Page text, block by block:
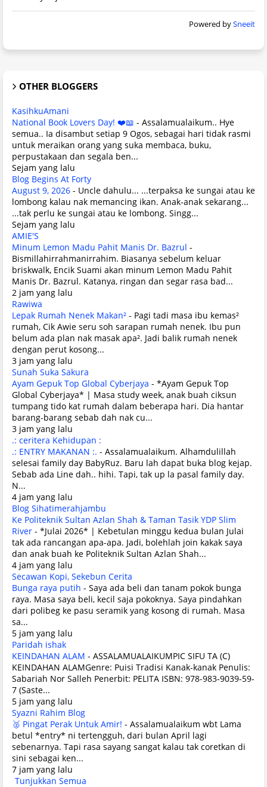
Powered bySneeit
OTHER BLOGGERS
KasihkuAmani
National Book Lovers Day! ❤️📖 - Assalamualaikum.. Hye
semua.. Ia disambut setiap 9 Ogos, sebagai hari tidak rasmi
untuk meraikan orang yang suka membaca, buku,
perpustakaan dan segala ben...
Sejam yang lalu
Blog Begins At Forty
August 9, 2026 - Uncle dahulu... ...terpaksa ke sungai atau ke
lombong kalau nak memancing ikan. Anak-anak sekarang...
...tak perlu ke sungai atau ke lombong. Singg...
Sejam yang lalu
AMIE'S
Minum Lemon Madu Pahit Manis Dr. Bazrul -
Bismillahirrahmanirrahim. Biasanya sebelum keluar
briskwalk, Encik Suami akan minum Lemon Madu Pahit
Manis Dr. Bazrul. Katanya, ringan dan segar rasa bad...
2 jam yang lalu
Rawiwa
Lepak Rumah Nenek Makan² - Pagi tadi masa ibu kemas²
rumah, Cik Awie seru soh sarapan rumah nenek. Ibu pun
belum ada plan nak masak apa². Jadi balik rumah nenek
dengan perut kosong...
3 jam yang lalu
Sunah Suka Sakura
Ayam Gepuk Top Global Cyberjaya - *Ayam Gepuk Top
Global Cyberjaya* | Masa study week, anak buah ciksun
tumpang tido kat rumah dalam beberapa hari. Dia hantar
barang-barang sebab dah nak cu...
3 jam yang lalu
.: ceritera Kehidupan :
.: ENTRY MAKANAN :. - Assalamualaikum. Alhamdulillah
selesai family day BabyRuz. Baru lah dapat buka blog kejap.
Sebab ada Line dah.. hihi. Tapi, tak up la pasal family day.
N...
4 jam yang lalu
Blog Sihatimerahjambu
Ke Politeknik Sultan Azlan Shah & Taman Tasik YDP Slim
River - *Julai 2026* | Kebetulan minggu kedua bulan Julai
tak ada rancangan apa-apa. Jadi, bolehlah join kakak saya
dan anak buah ke Politeknik Sultan Azlan Shah...
4 jam yang lalu
Secawan Kopi, Sekebun Cerita
Bunga raya putih - Saya ada beli dan tanam pokok bunga
raya. Masa saya beli, kecil saja pokoknya. Saya pindahkan
dari polibeg ke pasu seramik yang kosong di rumah. Masa
sa...
5 jam yang lalu
Paridah ishak
KEINDAHAN ALAM - ASSALAMUALAIKUMPIC SIFU TA (C)
KEINDAHAN ALAMGenre: Puisi Tradisi Kanak-kanak Penulis:
Sabariah Nor Salleh Penerbit: PELITA ISBN: 978-983-9039-59-
7 (Saste...
5 jam yang lalu
Syazni Rahim Blog
🥈 Pingat Perak Untuk Amir! - Assalamualaikum wbt Lama
betul *entry* ni tertengguh, dari bulan April lagi
sebenarnya. Tapi rasa sayang sangat kalau tak coretkan di
sini sebagai ken...
7 jam yang lalu
Tunjukkan Semua